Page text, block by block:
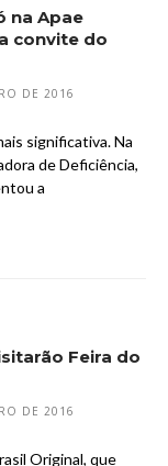
na Apae
convite do
DE 2016
significativa. Na
de Deficiência,
a
Feira do
DE 2016
Original, que